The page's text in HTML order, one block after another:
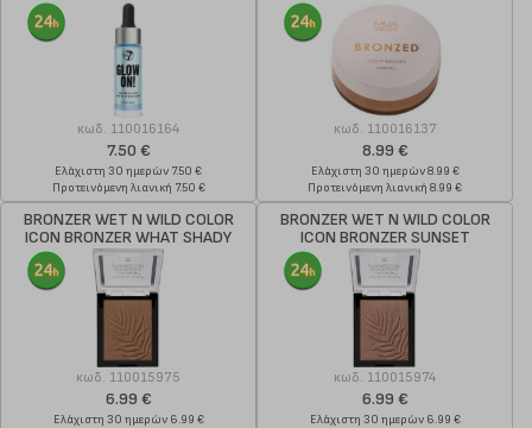
κωδ. 110016164
7.50 €
Ελάχιστη 30 ημερών 7.50 €
Προτεινόμενη λιανική 7.50 €
κωδ. 110016137
8.99 €
Ελάχιστη 30 ημερών 8.99 €
Προτεινόμενη λιανική 8.99 €
BRONZER WET N WILD COLOR
ICON BRONZER WHAT SHADY
BEACHES
κωδ. 110015975
6.99 €
Ελάχιστη 30 ημερών 6.99 €
BRONZER WET N WILD COLOR
ICON BRONZER SUNSET
STRIPTEASE
κωδ. 110015974
6.99 €
Ελάχιστη 30 ημερών 6.99 €